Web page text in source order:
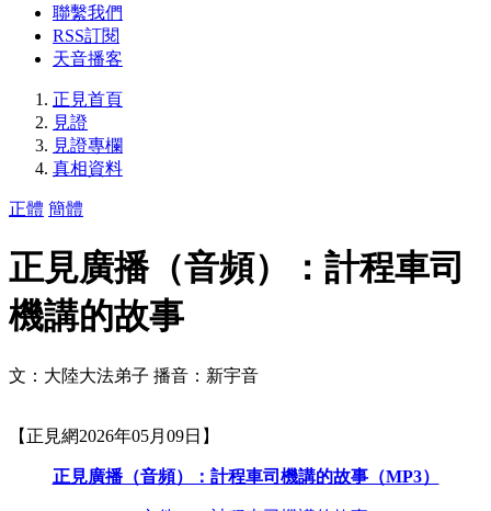
聯繫我們
RSS訂閱
天音播客
正見首頁
見證
見證專欄
真相資料
正體 簡體
正見廣播（音頻）：計程車司
機講的故事
文：大陸大法弟子 播音：新宇音
【正見網2026年05月09日】
正見廣播（音頻）：計程車司機講的故事（MP3）